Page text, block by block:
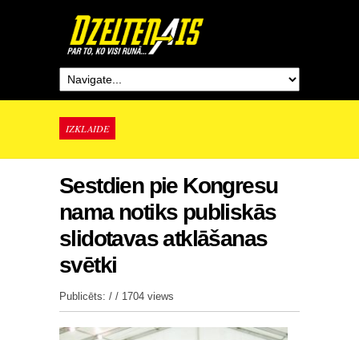
IZKLAIDE
Sestdien pie Kongresu
nama notiks publiskās
slidotavas atklāšanas
svētki
Publicēts: / / 1704 views